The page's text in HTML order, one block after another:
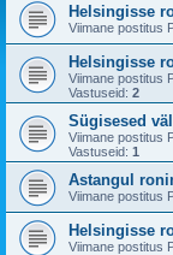
Helsingisse
Viimane postitus
Helsingisse
Viimane postitus
Vastuseid: 2
Sügisesed
Viimane postitus
Vastuseid: 1
Astangul
Viimane postitus
Helsingisse
Viimane postitus